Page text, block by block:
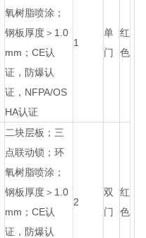
氧树脂喷涂；
钢板厚度＞1.0
mm；CE认
证，防爆认
证，NFPA/OS
HA认证
1
单
门
红
色
二块层板；三
点联动锁；环
氧树脂喷涂；
钢板厚度＞1.0
mm；CE认
证，防爆认
2
双
门
红
色